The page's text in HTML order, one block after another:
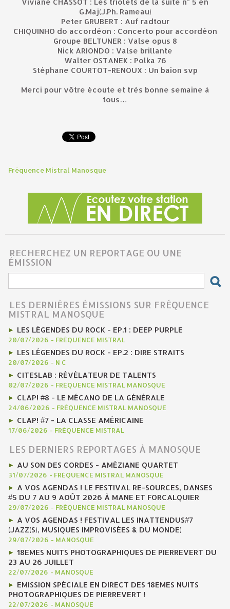
G.Maj(J.Ph. Rameau)
Peter GRUBERT : Auf radtour
CHIQUINHO do accordéon : Concerto pour accordéon
Groupe BELTUNER : Valse opus 8
Nick ARIONDO : Valse brillante
Walter OSTANEK : Polka 76
Stéphane COURTOT-RENOUX : Un baion svp
Merci pour vôtre écoute et très bonne semaine à
tous…
Fréquence Mistral Manosque
RECHERCHEZ UN REPORTAGE OU UNE
ÉMISSION
LES DERNIÈRES ÉMISSIONS SUR FRÉQUENCE
MISTRAL MANOSQUE
LES LÉGENDES DU ROCK - EP.1 : DEEP PURPLE
20/07/2026 - FRÉQUENCE MISTRAL
LES LÉGENDES DU ROCK - EP.2 : DIRE STRAITS
20/07/2026 - N C
CITESLAB : RÉVÉLATEUR DE TALENTS
02/07/2026 - FRÉQUENCE MISTRAL MANOSQUE
CLAP! #8 - LE MÉCANO DE LA GÉNÉRALE
24/06/2026 - FRÉQUENCE MISTRAL MANOSQUE
CLAP! #7 - LA CLASSE AMÉRICAINE
17/06/2026 - FRÉQUENCE MISTRAL
LES DERNIERS REPORTAGES À MANOSQUE
AU SON DES CORDES - AMÉZIANE QUARTET
31/07/2026 - FRÉQUENCE MISTRAL MANOSQUE
A VOS AGENDAS ! LE FESTIVAL RE-SOURCES, DANSES
#5 DU 7 AU 9 AOÛT 2026 À MANE ET FORCALQUIER
29/07/2026 - FRÉQUENCE MISTRAL MANOSQUE
A VOS AGENDAS ! FESTIVAL LES INATTENDUS#7
(JAZZ(S), MUSIQUES IMPROVISÉES & DU MONDE)
29/07/2026 - MANOSQUE
18EMES NUITS PHOTOGRAPHIQUES DE PIERREVERT DU
23 AU 26 JUILLET
22/07/2026 - MANOSQUE
EMISSION SPÉCIALE EN DIRECT DES 18EMES NUITS
PHOTOGRAPHIQUES DE PIERREVERT !
22/07/2026 - MANOSQUE